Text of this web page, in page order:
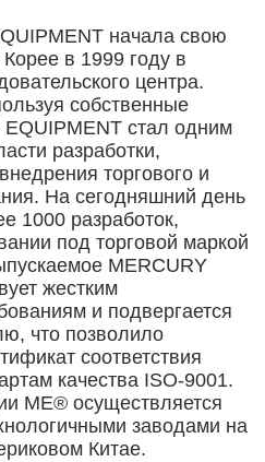
начала свою
в 1999 году в
центра.
собственные
EQUIPMENT стал одним
разработки,
торгового и
На сегодняшний день
1000 разработок,
под торговой маркой
MERCURY
жестким
и подвергается
что позволило
соответствия
качества ISO-9001.
ME® осуществляетcя
заводами на
Китае.